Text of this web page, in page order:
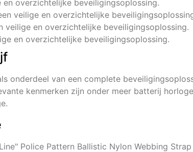
en overzichtelijke beveiligingsoplossing.
veilige en overzichtelijke
veilige en overzichtelijke beveiligingsoplossing.
en overzichtelijke beveiligingsoplossing.
onderdeel van een complete
kenmerken zijn onder meer batterij
Police Pattern Ballistic Nylon Webbing